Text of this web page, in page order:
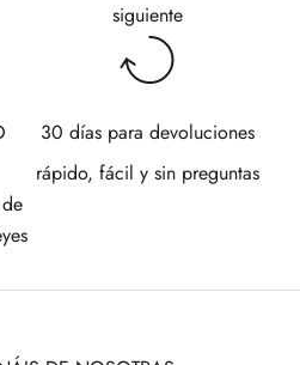
siguiente
30 días para devoluciones
rápido, fácil y sin preguntas